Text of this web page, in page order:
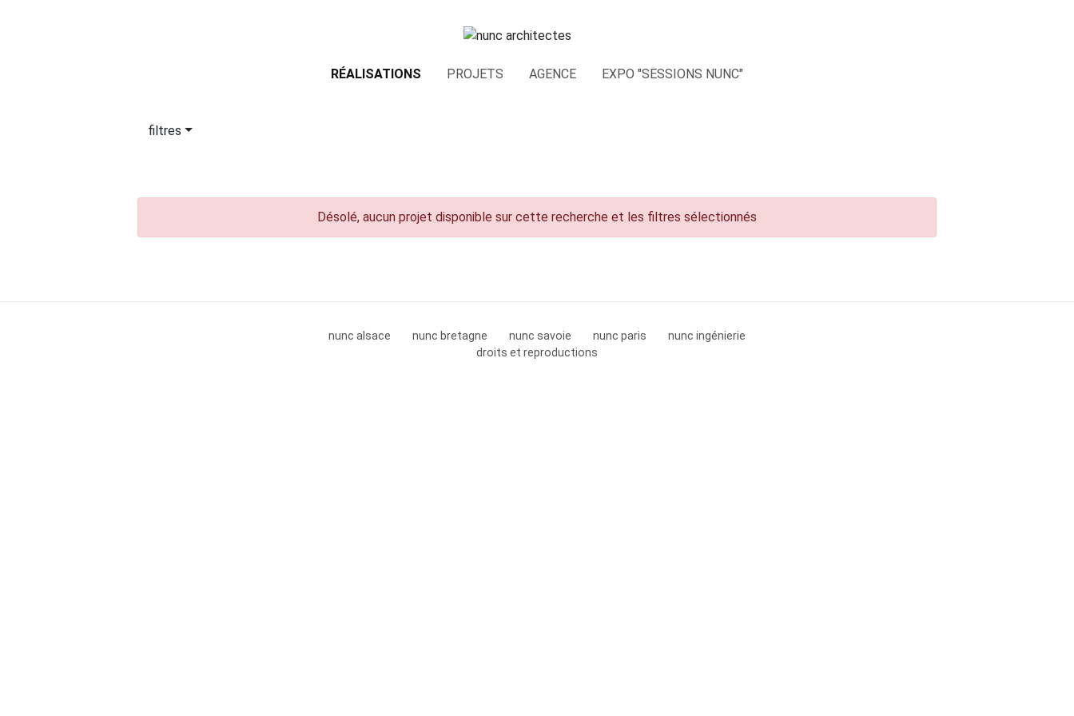
RÉALISATIONS PROJETS AGENCE EXPO "SESSIONS NUNC"
filtres
Désolé, aucun projet disponible sur cette recherche et les filtres sélectionnés
nunc alsace nunc bretagne nunc savoie nunc paris
nunc ingénierie
droits et reproductions